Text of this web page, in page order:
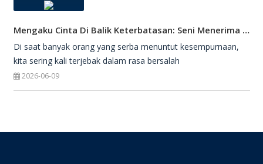
Mengaku Cinta Di Balik Keterbatasan: Seni Menerima Diri Di Hadapan Ilahi
Di saat banyak orang yang serba menuntut kesempurnaan,
kita sering kali terjebak dalam rasa bersalah
2026-06-09